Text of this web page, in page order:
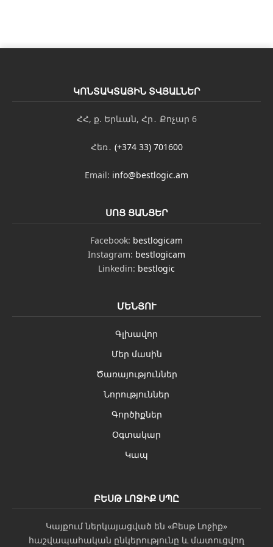
ԿՈՆՏԱԿՏԱՅԻՆ ՏՎՅԱԼՆԵՐ
ՀՀ, ք. Երևան, Հր․ Քոչար 6
Հեռ․ (+374 33) 701600
Email: info@bestlogic.am
ՍՈՑ ՑԱՆՑԵՐ
Facebook: bestlogicam
Instagram: bestlogicam
Linkedin: bestlogic
ՄԵՆՅՈՒ
Գլխավոր
Մեր մասին
Ծառայություններ
Նորություններ
Գործիքներ
Օգտակար
Կապ
ԲԵՍԹ ԼՈՋԻՔ ՍՊԸ
Կայքում ներկայացված են «Բեսթ Լոջիք»
հաշվապահական ընկերությունը և մատուցվող